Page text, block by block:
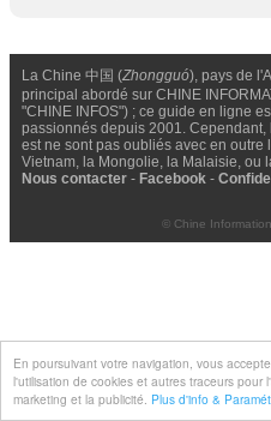
En poursuivant votre navigation, vous
l'utilisation de cookies et autres traceurs pour
marketing et la publicité. Plus d'info &
La Chine 中国 (Zhongguó), pays de
principal abordé sur CHINE
"CHINE INFOS") ; ce guide en ligne
passionnés depuis 2001.
est ne sont pas oubliés avec en outre
Vietnam, la Mongolie, la Malaisie, ou
Nous contacter - Facebook -
© Chine